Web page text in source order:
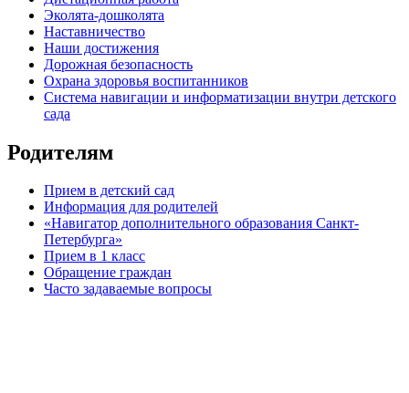
Эколята-дошколята
Наставничество
Наши достижения
Дорожная безопасность
Охрана здоровья воспитанников
Система навигации и информатизации внутри детского
сада
Родителям
Прием в детский сад
Информация для родителей
«Навигатор дополнительного образования Санкт-
Петербурга»
Прием в 1 класс
Обращение граждан
Часто задаваемые вопросы